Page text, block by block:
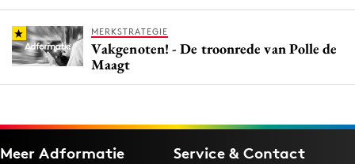
MERKSTRATEGIE
Vakgenoten! - De troonrede van Polle de
Maagt
Meer Adformatie Service & Contact